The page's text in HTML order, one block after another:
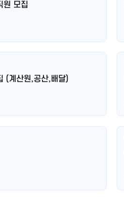
원 모집
(계산원,공산,배달)